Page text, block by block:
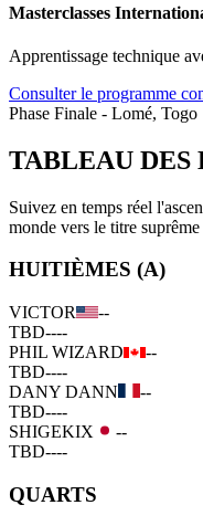
Masterclasses
Apprentissage technique
Consulter le programme
Phase Finale - Lomé, Togo
TABLEAU DES
Suivez en temps réel
monde vers le titre
HUITIÈMES (A)
VICTOR
--
TBD----
PHIL WIZARD
--
TBD----
DANY DANN
--
TBD----
SHIGEKIX
--
TBD----
QUARTS